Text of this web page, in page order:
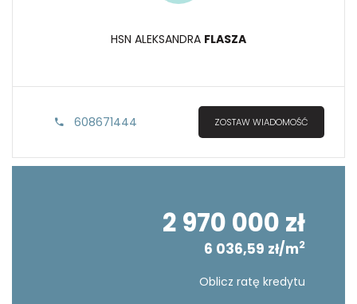
HSN ALEKSANDRA FLASZA
608671444 ZOSTAW WIADOMOŚĆ
2 970 000 zł
6 036,59 zł/m2
Oblicz ratę kredytu